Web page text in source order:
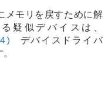
メモリを戻すために解
疑似デバイスは、
デバイスドライバ